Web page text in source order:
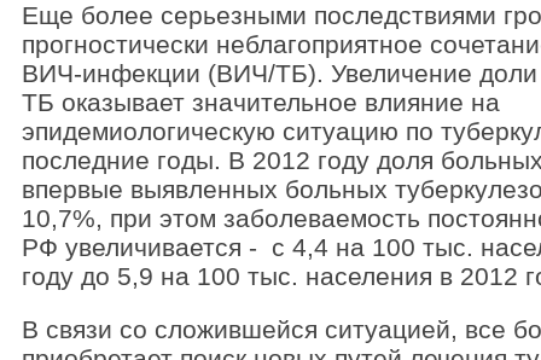
Еще более серьезными последствиями
прогностически неблагоприятное
ВИЧ-инфекции (ВИЧ/ТБ). Увеличение
ТБ оказывает значительное влияние на
эпидемиологическую ситуацию по
последние годы. В 2012 году доля
впервые выявленных больных
10,7%, при этом заболеваемость
РФ увеличивается - с 4,4 на 100 тыс.
году до 5,9 на 100 тыс. населения в 2012
В связи со сложившейся ситуацией, все